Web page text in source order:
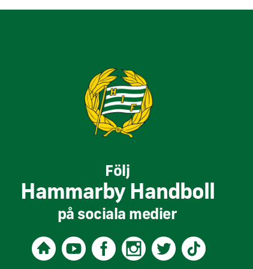
Följ
Hammarby Handboll
på sociala medier